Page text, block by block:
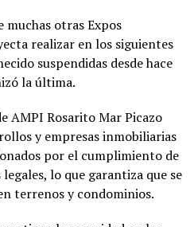
muchas otras Expos
realizar en los siguientes
suspendidas desde hace
la última.
AMPI Rosarito Mar Picazo
y empresas inmobiliarias
por el cumplimiento de
lo que garantiza que se
terrenos y condominios.